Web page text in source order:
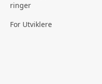
ringer
For Utviklere